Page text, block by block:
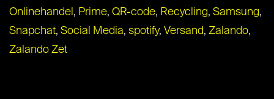
Onlinehandel , Prime, QR-code, Recycling, Samsung,
Snapchat, Social Media, spotify, Versand, Zalando,
Zalando Zet